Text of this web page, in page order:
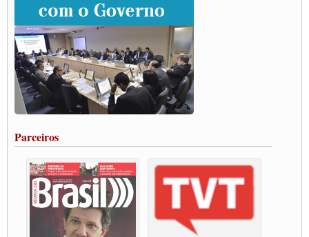
Grande Conquista da Categoria transporte de Cargas e Caminhoneiros Autonomos
ENCONTRO INTERNACIONAL EM APOIO A CLASSE TRABALHADORA
DO BRASIL E A ELEIÇÃO 2022
Carta às Brasileiras e aos Brasileiros em Defesa do Estado Democrático de Direito
Paulinho, presidente da CNTTL, faz balanço do 3º Congresso da CNTTL
Caminhoneiros aprovam greve a partir do 1º de novembro
Rodoviários de Feira Santana fazem Assembleia para avaliar proposta de reajuste
salarial
Vacina Já: Lockdown de 24 horas dos trabalhadores em transportes está mantido,
Condutores de Guarulhos farão greve sanitária nesta terça-feira (20)
Paralisação dos Caminhoneiros na #BR285, entrocamento que liga o Mercosul ao
Rio Grande
Caminhoneiros bloqueiam duas faixas na Castello Branco e fazem protesto
Modal-Live #13 Aumento da Violência Contra Mulher e o Adoecimento da Classe
Parceiros